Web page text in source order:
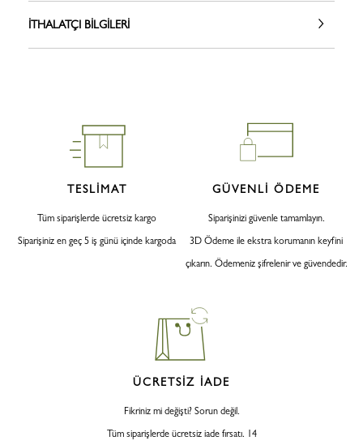
İTHALATÇI BILGILERI
TESLİMAT
Tüm siparişlerde ücretsiz kargo
Siparişiniz en geç 5 iş günü içinde kargoda
GÜVENLİ ÖDEME
Siparişinizi güvenle tamamlayın.
3D Ödeme ile ekstra korumanın keyfini
çıkarın. Ödemeniz şifrelenir ve güvendedir.
ÜCRETSİZ İADE
Fikriniz mi değişti? Sorun değil.
Tüm siparişlerde ücretsiz iade fırsatı. 14